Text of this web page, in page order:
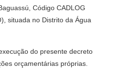
Código CADLOG
situada no Distrito da Água
do presente decreto
orçamentárias próprias.